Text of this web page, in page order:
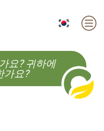
ES CS KO
요? 귀하에
가요?